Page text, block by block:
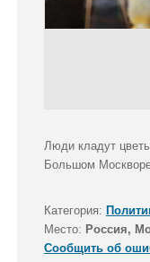
Люди кладут
Большом
Категория:
Место: Россия,
Сообщить об